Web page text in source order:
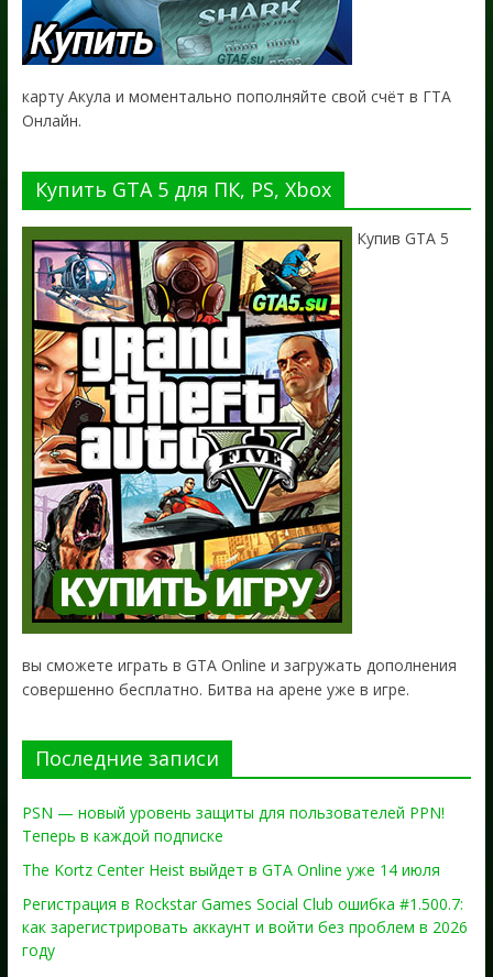
карту Акула и моментально пополняйте свой счёт в ГТА
Онлайн.
Купить GTA 5 для ПК, PS, Xbox
Купив GTA 5
вы сможете играть в GTA Online и загружать дополнения
совершенно бесплатно. Битва на арене уже в игре.
Последние записи
PSN — новый уровень защиты для пользователей PPN!
Теперь в каждой подписке
The Kortz Center Heist выйдет в GTA Online уже 14 июля
Регистрация в Rockstar Games Social Club ошибка #1.500.7:
как зарегистрировать аккаунт и войти без проблем в 2026
году